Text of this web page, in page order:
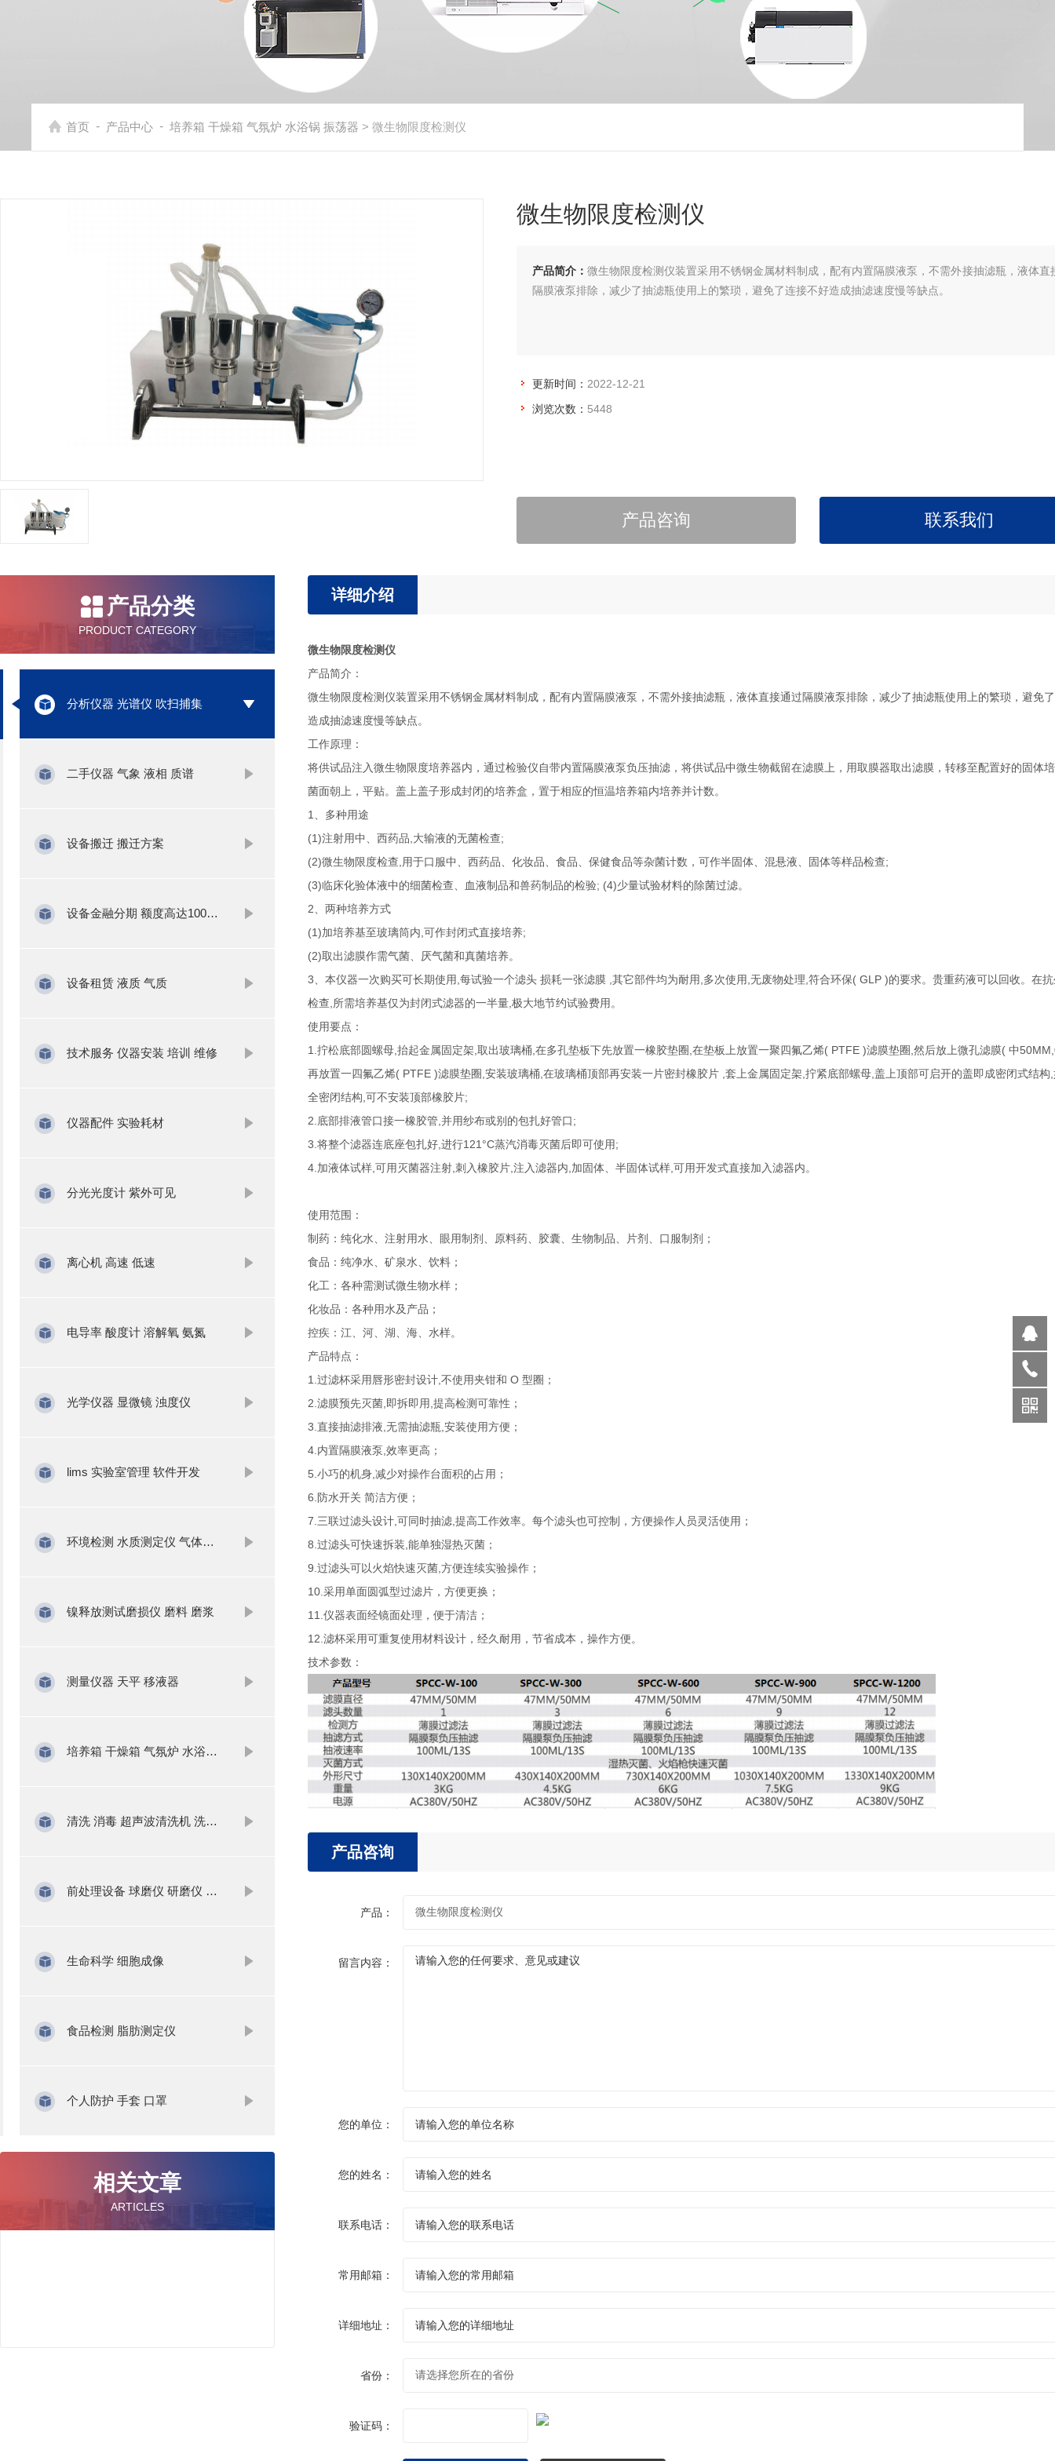
首页 - 产品中心 - 培养箱 干燥箱 气氛炉 水浴锅 振荡器 > 微生物限度检测仪
微生物限度检测仪
产品简介： 微生物限度检测仪装置采用不锈钢金属材料制成，配有内置隔膜液泵，不需外接抽滤瓶，液体直
隔膜液泵排除，减少了抽滤瓶使用上的繁琐，避免了连接不好造成抽滤速度慢等缺点。
更新时间： 2022-12-21
浏览次数： 5448
产品咨询 联系我们
产品分类
PRODUCT CATEGORY
分析仪器 光谱仪 吹扫捕集
二手仪器 气象 液相 质谱
设备搬迁 搬迁方案
设备金融分期 额度高达1000万
设备租赁 液质 气质
技术服务 仪器安装 培训 维修
仪器配件 实验耗材
分光光度计 紫外可见
离心机 高速 低速
电导率 酸度计 溶解氧 氨氮
光学仪器 显微镜 浊度仪
lims 实验室管理 软件开发
环境检测 水质测定仪 气体分析
镍释放测试磨损仪 磨料 磨浆
测量仪器 天平 移液器
培养箱 干燥箱 气氛炉 水浴锅 振荡器
清洗 消毒 超声波清洗机 洗瓶机
前处理设备 球磨仪 研磨仪 氮吹仪 固相萃取
生命科学 细胞成像
食品检测 脂肪测定仪
个人防护 手套 口罩
相关文章
ARTICLES
详细介绍
微生物限度检测仪
产品简介：
微生物限度检测仪装置采用不锈钢金属材料制成，配有内置隔膜液泵，不需外接抽滤瓶，液体直接通过隔膜液泵排除，减少了抽滤瓶使用上的繁琐，避免
造成抽滤速度慢等缺点。
工作原理：
将供试品注入微生物限度培养器内，通过检验仪自带内置隔膜液泵负压抽滤，将供试品中微生物截留在滤膜上，用取膜器取出滤膜，转移至配置好的固体
菌面朝上，平贴。盖上盖子形成封闭的培养盒，置于相应的恒温培养箱内培养并计数。
1、多种用途
(1)注射用中、西药品,大输液的无菌检查;
(2)微生物限度检查,用于口服中、西药品、化妆品、食品、保健食品等杂菌计数，可作半固体、混悬液、固体等样品检查;
(3)临床化验体液中的细菌检查、血液制品和兽药制品的检验; (4)少量试验材料的除菌过滤。
2、两种培养方式
(1)加培养基至玻璃筒内,可作封闭式直接培养;
(2)取出滤膜作需气菌、厌气菌和真菌培养。
3、本仪器一次购买可长期使用,每试验一个滤头 损耗一张滤膜 ,其它部件均为耐用,多次使用,无废物处理,符合环保( GLP )的要求。贵重药液可以回收。在
检查,所需培养基仅为封闭式滤器的一半量,极大地节约试验费用。
使用要点：
1.拧松底部圆螺母,抬起金属固定架,取出玻璃桶,在多孔垫板下先放置一橡胶垫圈,在垫板上放置一聚四氟乙烯( PTFE )滤膜垫圈,然后放上微孔滤膜( 中
再放置一四氟乙烯( PTFE )滤膜垫圈,安装玻璃桶,在玻璃桶顶部再安装一片密封橡胶片 ,套上金属固定架,拧紧底部螺母,盖上顶部可启开的盖即成密闭式结构
全密闭结构,可不安装顶部橡胶片;
2.底部排液管口接一橡胶管,并用纱布或别的包扎好管口;
3.将整个滤器连底座包扎好,进行121°C蒸汽消毒灭菌后即可使用;
4.加液体试样,可用灭菌器注射,刺入橡胶片,注入滤器内,加固体、半固体试样,可用开发式直接加入滤器内。
使用范围：
制药：纯化水、注射用水、眼用制剂、原料药、胶囊、生物制品、片剂、口服制剂；
食品：纯净水、矿泉水、饮料；
化工：各种需测试微生物水样；
化妆品：各种用水及产品；
控疾：江、河、湖、海、水样。
产品特点：
1.过滤杯采用唇形密封设计,不使用夹钳和 O 型圈；
2.滤膜预先灭菌,即拆即用,提高检测可靠性；
3.直接抽滤排液,无需抽滤瓶,安装使用方便；
4.内置隔膜液泵,效率更高；
5.小巧的机身,减少对操作台面积的占用；
6.防水开关 简洁方便；
7.三联过滤头设计,可同时抽滤,提高工作效率。每个滤头也可控制，方便操作人员灵活使用；
8.过滤头可快速拆装,能单独湿热灭菌；
9.过滤头可以火焰快速灭菌,方便连续实验操作；
10.采用单面圆弧型过滤片，方便更换；
11.仪器表面经镜面处理，便于清洁；
12.滤杯采用可重复使用材料设计，经久耐用，节省成本，操作方便。
技术参数：
产品咨询
产品：
留言内容：
您的单位：
您的姓名：
联系电话：
常用邮箱：
详细地址：
省份：
验证码：